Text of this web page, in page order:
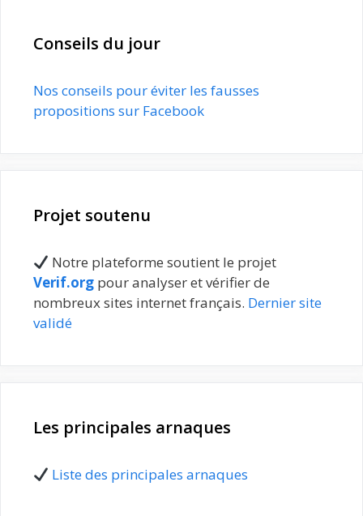
Conseils du jour
Nos conseils pour éviter les fausses
propositions sur Facebook
Projet soutenu
Notre plateforme soutient le projet
Verif.org pour analyser et vérifier de
nombreux sites internet français. Dernier site
validé
Les principales arnaques
Liste des principales arnaques